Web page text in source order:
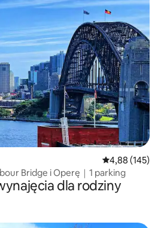
Średnia
4,88 (145)
Bridge i Operę｜1 parking
dla rodziny